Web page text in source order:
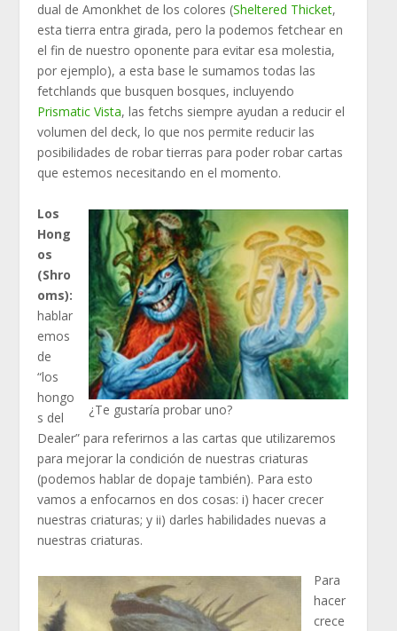
dual de Amonkhet de los colores (Sheltered Thicket,
esta tierra entra girada, pero la podemos fetchear en
el fin de nuestro oponente para evitar esa molestia,
por ejemplo), a esta base le sumamos todas las
fetchlands que busquen bosques, incluyendo
Prismatic Vista, las fetchs siempre ayudan a reducir el
volumen del deck, lo que nos permite reducir las
posibilidades de robar tierras para poder robar cartas
que estemos necesitando en el momento.
¿Te gustaría probar uno?
Los
Hong
os
(Shro
oms):
hablar
emos
de
“los
hongo
s del
Dealer” para referirnos a las cartas que utilizaremos
para mejorar la condición de nuestras criaturas
(podemos hablar de dopaje también). Para esto
vamos a enfocarnos en dos cosas: i) hacer crecer
nuestras criaturas; y ii) darles habilidades nuevas a
nuestras criaturas.
Para
hacer
crece